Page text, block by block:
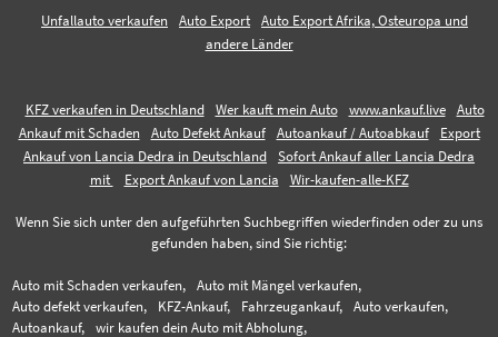
Unfallauto verkaufen Auto Export
Auto Export Afrika, Osteuropa und
andere Länder
KFZ verkaufen in Deutschland Wer kauft mein Auto www.ankauf.live
Auto
Ankauf mit Schaden
Auto Defekt Ankauf Autoankauf / Autoabkauf
Export
Ankauf von Lancia Dedra in Deutschland
Sofort Ankauf aller Lancia Dedra
mit
Export Ankauf von Lancia Wir-kaufen-alle-KFZ
Wenn Sie sich unter den aufgeführten Suchbegriffen wiederfinden oder zu uns
gefunden haben, sind Sie richtig:
Auto mit Schaden verkaufen,
Auto mit Mängel verkaufen,
Auto defekt verkaufen,
KFZ-Ankauf, Fahrzeugankauf,
Auto verkaufen,
Autoankauf,
wir kaufen dein Auto mit Abholung,